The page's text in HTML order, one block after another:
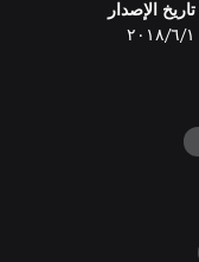
تاريخ الإصدار
١‏/٦‏/٢٠١٨